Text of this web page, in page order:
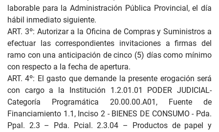
laborable para la Administración Pública Provincial, el día
hábil inmediato siguiente.
ART. 3º: Autorizar a la Oficina de Compras y Suministros a
efectuar las correspondientes invitaciones a firmas del
ramo con una anticipación de cinco (5) días como mínimo
con respecto a la fecha de apertura.
ART. 4º: El gasto que demande la presente erogación será
con cargo a la Institución 1.2.01.01 PODER JUDICIAL-
Categoría Programática 20.00.00.A01, Fuente de
Financiamiento 1.1, Inciso 2 - BIENES DE CONSUMO - Pda.
Ppal. 2.3 – Pda. Pcial. 2.3.04 – Productos de papel y